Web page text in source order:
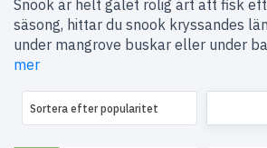
Snook är helt galet rolig art att fisk
säsong, hittar du snook kryssandes
under mangrove buskar eller under
mer
Sortera efter popularitet